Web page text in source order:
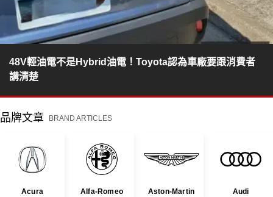
48V輕油電不是Hybrid油電！Toyota認為車廠要跟消費者
講清楚
品牌文章 BRAND ARTICLES
Acura Alfa-Romeo Aston-Martin Audi